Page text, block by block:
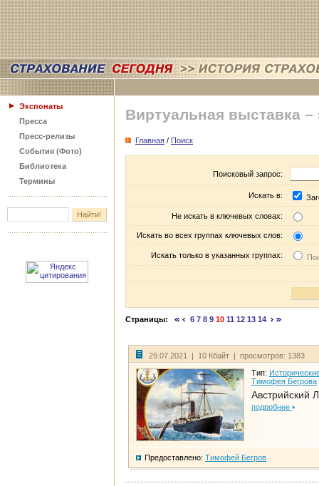
Экспонаты
Пресса
Пресс-релизы
События (Фото)
Библиотека
Термины
Виртуальная выставка –
Главная / Поиск
Поисковый запрос:
Искать в:
Не искать в ключевых словах:
Искать во всех группах ключевых слов:
Искать только в указанных группах:
Страницы: 6 7 8 9 10 11 12 13 14
29.07.2021 | 10 Кбайт | просмотров: 1383
Тип:
Тимофея Бегрова
Австрийский
подробнее
Предоставлено: Тимофей Бегров